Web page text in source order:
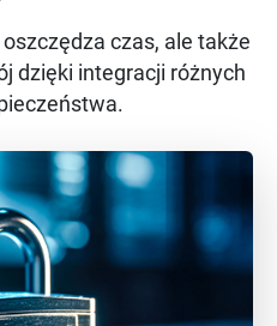
czas, ale także
dzięki integracji różnych